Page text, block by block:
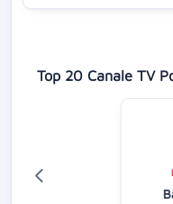
Top 20 Canale TV